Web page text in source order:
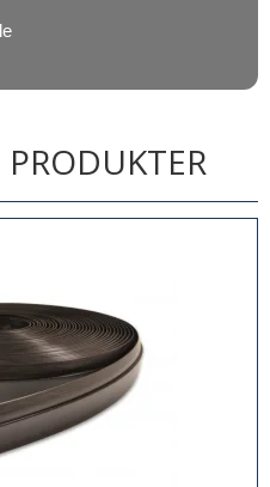
PRODUKTER